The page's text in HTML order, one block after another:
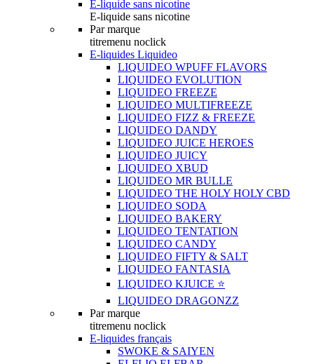
E-liquide sans nicotine
E-liquide sans nicotine
Par marque
titremenu noclick
E-liquides Liquideo
LIQUIDEO WPUFF FLAVORS
LIQUIDEO EVOLUTION
LIQUIDEO FREEZE
LIQUIDEO MULTIFREEZE
LIQUIDEO FIZZ & FREEZE
LIQUIDEO DANDY
LIQUIDEO JUICE HEROES
LIQUIDEO JUICY
LIQUIDEO XBUD
LIQUIDEO MR BULLE
LIQUIDEO THE HOLY HOLY CBD
LIQUIDEO SODA
LIQUIDEO BAKERY
LIQUIDEO TENTATION
LIQUIDEO CANDY
LIQUIDEO FIFTY & SALT
LIQUIDEO FANTASIA
LIQUIDEO KJUICE ⭐️
LIQUIDEO DRAGONZZ
Par marque
titremenu noclick
E-liquides français
SWOKE & SAIYEN